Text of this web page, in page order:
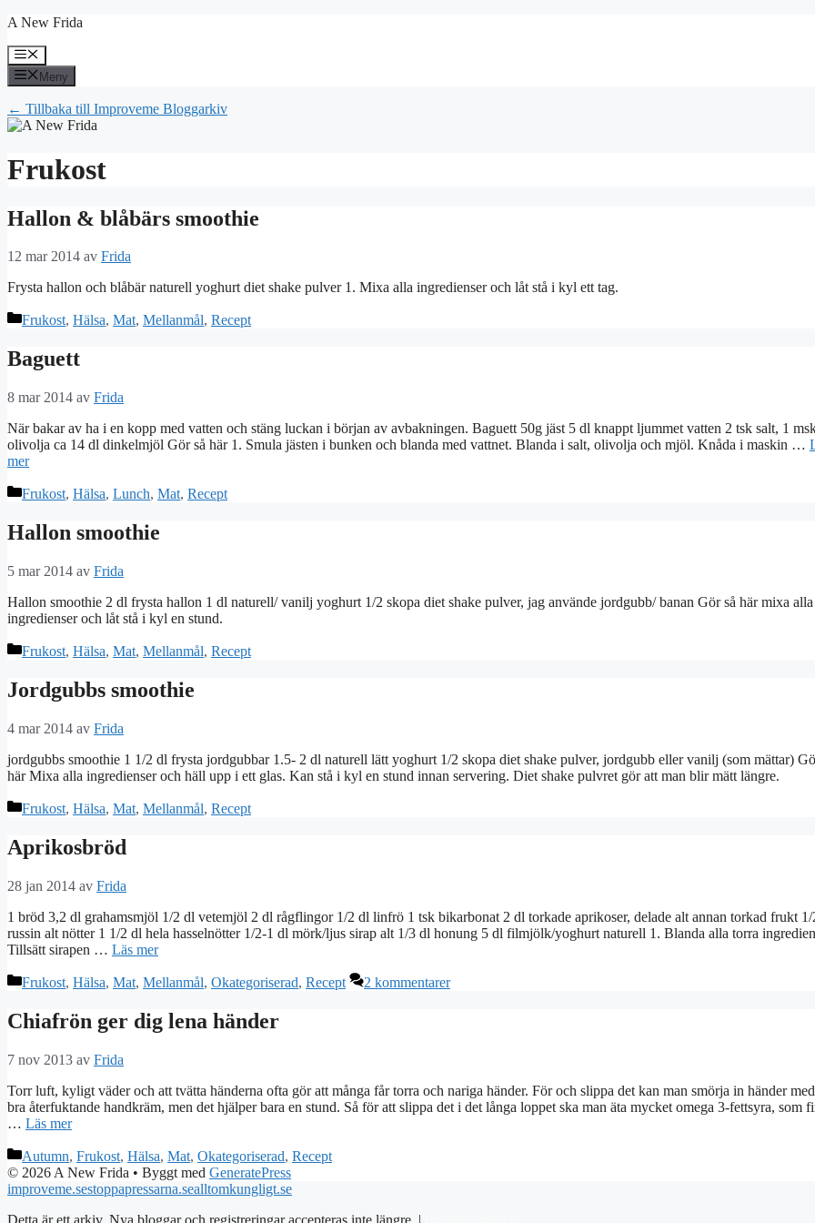
Hoppa
innehåll
A New Frida
Meny
Meny
← Tillbaka till Improveme Bloggarkiv
Frukost
Hallon & blåbärs smoothie
12 mar 2014 av Frida
Frysta hallon och blåbär naturell yoghurt diet shake pulver 1. Mixa alla ingredienser och låt stå i kyl ett tag.
Kategorier
Frukost, Hälsa, Mat, Mellanmål, Recept
Baguett
8 mar 2014 av Frida
När bakar av ha i en kopp med vatten och stäng luckan i början av avbakningen. Baguett 50g jäst 5 dl knappt ljummet vatten 2 tsk salt, 1
olivolja ca 14 dl dinkelmjöl Gör så här 1. Smula jästen i bunken och blanda med vattnet. Blanda i salt, olivolja och mjöl. Knåda i maskin …
mer
Kategorier
Frukost, Hälsa, Lunch, Mat, Recept
Hallon smoothie
5 mar 2014 av Frida
Hallon smoothie 2 dl frysta hallon 1 dl naturell/ vanilj yoghurt 1/2 skopa diet shake pulver, jag använde jordgubb/ banan Gör så här mixa alla
ingredienser och låt stå i kyl en stund.
Kategorier
Frukost, Hälsa, Mat, Mellanmål, Recept
Jordgubbs smoothie
4 mar 2014 av Frida
jordgubbs smoothie 1 1/2 dl frysta jordgubbar 1.5- 2 dl naturell lätt yoghurt 1/2 skopa diet shake pulver, jordgubb eller vanilj (som mättar)
här Mixa alla ingredienser och häll upp i ett glas. Kan stå i kyl en stund innan servering. Diet shake pulvret gör att man blir mätt längre.
Kategorier
Frukost, Hälsa, Mat, Mellanmål, Recept
Aprikosbröd
28 jan 2014 av Frida
1 bröd 3,2 dl grahamsmjöl 1/2 dl vetemjöl 2 dl rågflingor 1/2 dl linfrö 1 tsk bikarbonat 2 dl torkade aprikoser, delade alt annan torkad frukt 1/
russin alt nötter 1 1/2 dl hela hasselnötter 1/2-1 dl mörk/ljus sirap alt 1/3 dl honung 5 dl filmjölk/yoghurt naturell 1. Blanda alla torra
Tillsätt sirapen … Läs mer
Kategorier
Frukost, Hälsa, Mat, Mellanmål, Okategoriserad, Recept 2 kommentarer
Chiafrön ger dig lena händer
7 nov 2013 av Frida
Torr luft, kyligt väder och att tvätta händerna ofta gör att många får torra och nariga händer. För och slippa det kan man smörja in händer
bra återfuktande handkräm, men det hjälper bara en stund. Så för att slippa det i det långa loppet ska man äta mycket omega 3-fettsyra, som
… Läs mer
Kategorier
Autumn, Frukost, Hälsa, Mat, Okategoriserad, Recept
© 2026 A New Frida • Byggt med GeneratePress
improveme.sestoppapressarna.sealltomkungligt.se
Detta är ett arkiv. Nya bloggar och registreringar accepteras inte längre. |